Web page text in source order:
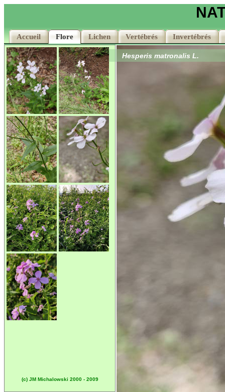
Accueil Flore Lichen Vertébrés Invertébrés
Accueil Flore Lichen Vertébrés Invertébrés
(c) JM Michalowski 2000 - 2009
Hesperis matronalis L.